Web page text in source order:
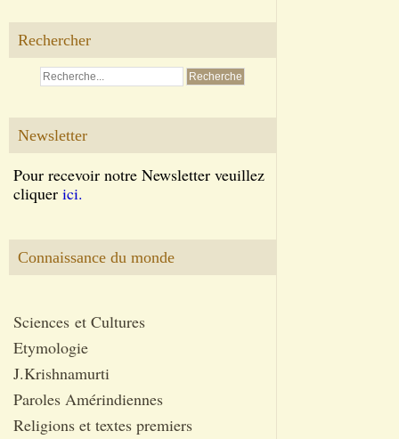
Rechercher
Newsletter
Pour recevoir notre Newsletter veuillez
cliquer ici.
Connaissance du monde
Sciences et Cultures
Etymologie
J.Krishnamurti
Paroles Amérindiennes
Religions et textes premiers